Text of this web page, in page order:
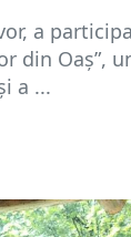
a
din Oaș”,
a ...